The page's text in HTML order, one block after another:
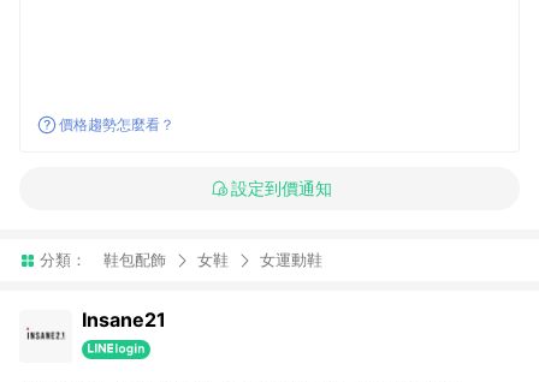
價格趨勢怎麼看？
設定到價通知
分類： 鞋包配飾 女鞋 女運動鞋
Insane21